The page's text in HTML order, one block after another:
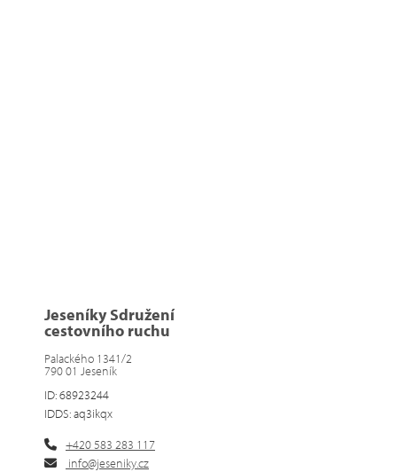
Jeseníky Sdružení
cestovního ruchu
Palackého 1341/2
790 01 Jeseník
ID: 68923244
IDDS: aq3ikqx
+420 583 283 117
info@jeseniky.cz